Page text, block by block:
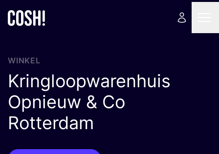
WINKEL
Kringloopwarenhuis
Opnieuw & Co
Rotterdam